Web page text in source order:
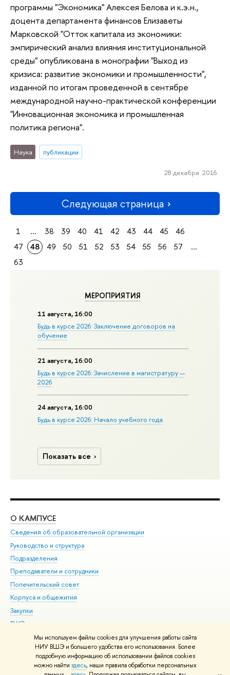
Мы используем файлы cookies для улучшения работы сайта
НИУ ВШЭ и большего удобства его использования. Более
подробную информацию об использовании файлов cookies
можно найти здесь, наши правила обработки персональных
МЕРОПРИЯТИЯ
11 августа, 16:00
Будь в курсе 2026: Заключение договоров на
обучение
21 августа, 16:00
Будь в курсе 2026: Зачисление в магистратуру —
2026
24 августа, 16:00
Будь в курсе 2026: Начало учебного года
Показать все
программы "Экономика" Алексея Белова и к.э.н.,
доцента департамента финансов Елизаветы
Марковской "Отток капитала из экономики:
эмпирический анализ влияния институциональной
среды" опубликована в монографии "Выход из
кризиса: развитие экономики и промышленности",
изданной по итогам проведенной в сентябре
международной научно-практической конференции
"Инновационная экономика и промышленная
политика региона".
Наука публикации
28 декабря 2016
Следующая страница
1 ... 38 39 40 41 42 43 44 45
46
47
48 49 50 51 52 53 54 55 56 57
...
63
О КАМПУСЕ
Сведения об образовательной организации
Руководство и структура
Подразделения
Преподаватели и сотрудники
Попечительский совет
Корпуса и общежития
Закупки
ВШЭ для студентов с ограниченными возможностями
здоровья и инвалидностью
Версия для слабовидящих
Единая платежная страница